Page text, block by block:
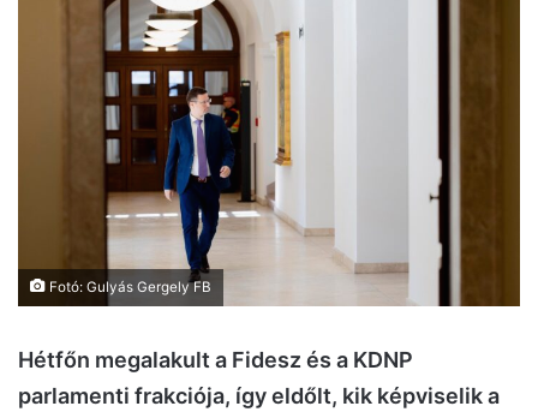
Fotó: Gulyás Gergely FB
Hétfőn megalakult a Fidesz és a KDNP
parlamenti frakciója, így eldőlt, kik képviselik a